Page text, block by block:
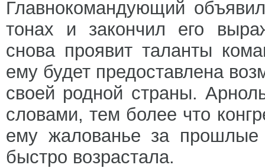
Главнокомандующий
тонах и закончил его
снова проявит таланты
ему будет предоставлена
своей родной страны.
словами, тем более что
ему жалованье за прошлые
быстро возрастала.